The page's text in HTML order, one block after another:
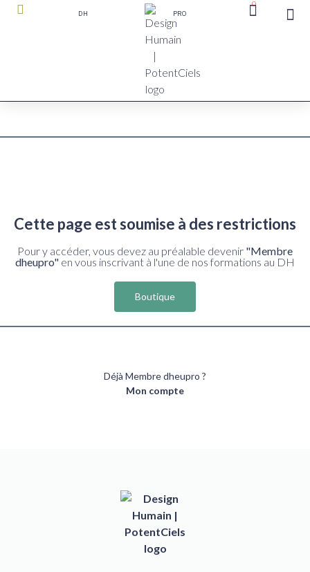
DH PRO
0
Cette page est soumise à des restrictions
Pour y accéder, vous devez au préalable devenir "Membre
dheupro" en vous inscrivant à l'une de nos formations au DH
Boutique
Déjà Membre dheupro ?
Mon compte